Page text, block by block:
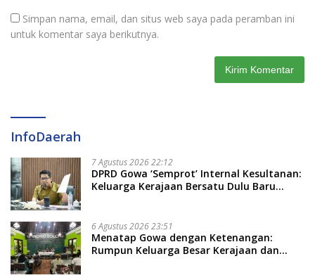
Simpan nama, email, dan situs web saya pada peramban ini
untuk komentar saya berikutnya.
InfoDaerah
7 Agustus 2026 22:12
DPRD Gowa ‘Semprot’ Internal Kesultanan:
Keluarga Kerajaan Bersatu Dulu Baru
6 Agustus 2026 23:51
Menatap Gowa dengan Ketenangan:
Rumpun Keluarga Besar Kerajaan dan